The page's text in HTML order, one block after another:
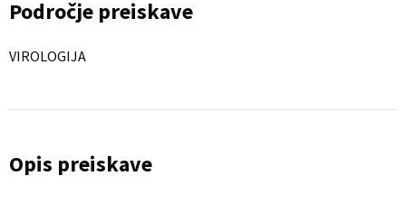
Področje preiskave
VIROLOGIJA
Opis preiskave